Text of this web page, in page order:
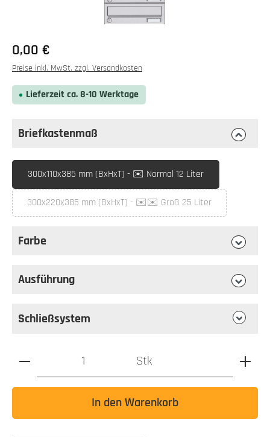
0,00 €
Preise inkl. MwSt. zzgl. Versandkosten
Lieferzeit ca. 8-10 Werktage
Briefkastenmaß
Briefkastenmaßauswählen
300x110x385 mm (BxHxT) - ✉️ Normal 12 Liter
300x220x385 mm (BxHxT) - ✉️✉️ Groß 25 Liter
(Diese Option ist zurzeit nicht verfügbar.)
Farbe
Ausführung
Schließsystem
Produkt Anzahl: Gib den gewünschten Wert ein oder
Stk
In den Warenkorb